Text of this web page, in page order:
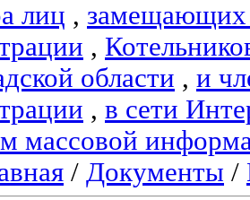
лиц , замещающих
,
области , и
, в сети
массовой
/ Документы /